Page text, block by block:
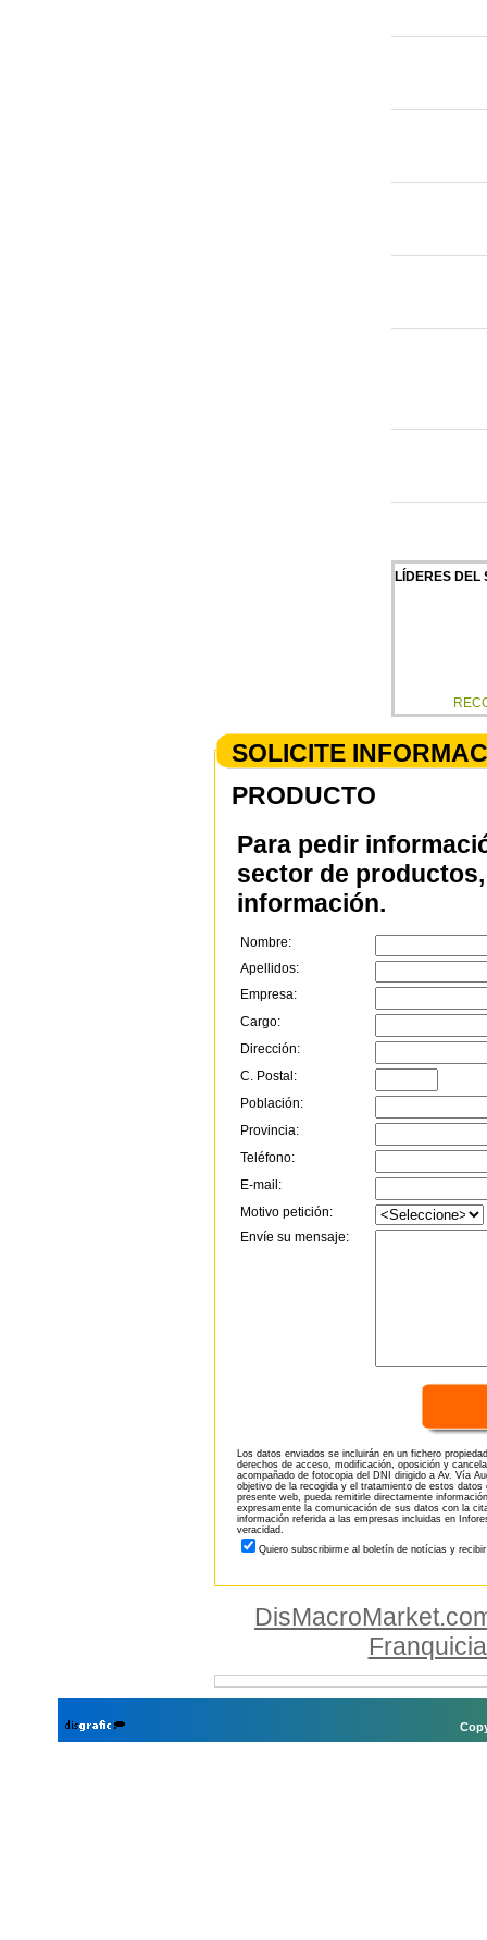
LÍDERES DEL
SOLICITE
PRODUCTO
Para pedir
sector de
información.
Nombre:
Apellidos:
Empresa:
Cargo:
Dirección:
C. Postal:
Población:
Provincia:
Teléfono:
E-mail:
Motivo petición:
Envíe su mensaje:
Los datos enviados se incluirán en un fichero
derechos de acceso, modificación, oposición y
acompañado de fotocopia del DNI dirigido a Av. Vía
objetivo de la recogida y el tratamiento de estos
presente web, pueda remitirle directamente
expresamente la comunicación de sus datos con la
información referida a las empresas incluidas en
veracidad.
Quiero subscribirme al boletín de notícias y